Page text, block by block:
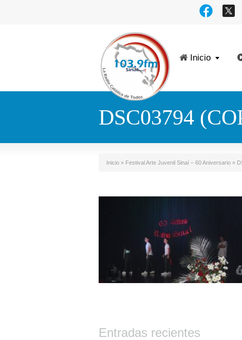
Inicio
DSC03794
Inicio » Festival Arte Juvenil Sinaí – 60 Aniversario »
Entradas recientes